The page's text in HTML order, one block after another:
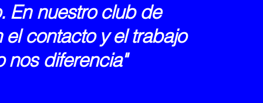
En nuestro club de
el contacto y el trabajo
nos diferencia"